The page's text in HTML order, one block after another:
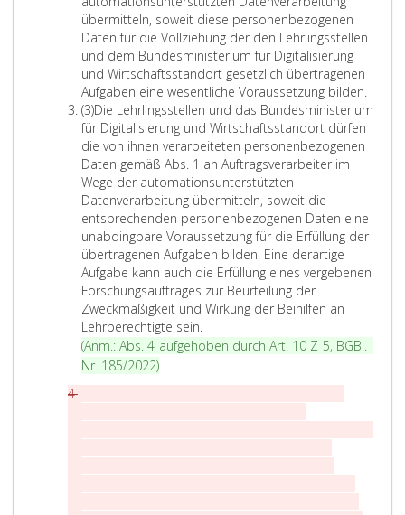
übermitteln, soweit diese personenbezogenen
Daten für die Vollziehung der den Lehrlingsstellen
und dem Bundesministerium für Digitalisierung
und Wirtschaftsstandort gesetzlich übertragenen
Aufgaben eine wesentliche Voraussetzung bilden.
i
e
n
e
(3)A
b
s
a
t
z
3
Die Lehrlingsstellen und das Bundesministerium
für Digitalisierung und Wirtschaftsstandort dürfen
die von ihnen verarbeiteten personenbezogenen
Daten gemäß Abs. 1 an Auftragsverarbeiter im
Wege der automationsunterstützten
Datenverarbeitung übermitteln, soweit die
entsprechenden personenbezogenen Daten eine
unabdingbare Voraussetzung für die Erfüllung der
übertragenen Aufgaben bilden. Eine derartige
Aufgabe kann auch die Erfüllung eines vergebenen
Forschungsauftrages zur Beurteilung der
Zweckmäßigkeit und Wirkung der Beihilfen an
Lehrberechtigte sein.
i
(Anm.: Abs. 4 aufgehoben durch Art. 10 Z 5, BGBl. I
Nr. 185/2022)A